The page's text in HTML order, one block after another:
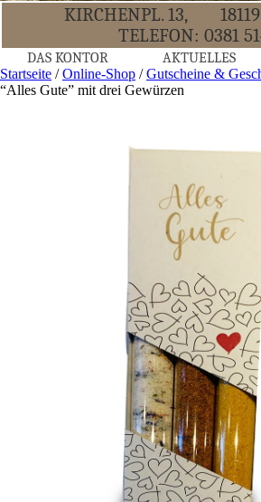
KIR­CHEN­PL. 13,
TELE­FON: 0381
DAS KON­TOR AKTU­EL­LES
Startseite /Online-Shop /Gutscheine &
“Alles Gute” mit drei Gewürzen